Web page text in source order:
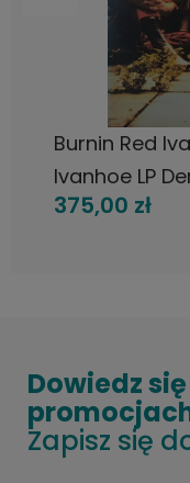
Burnin Red
Ivanhoe LP
375,00 zł
Dowiedz
Zapisz się